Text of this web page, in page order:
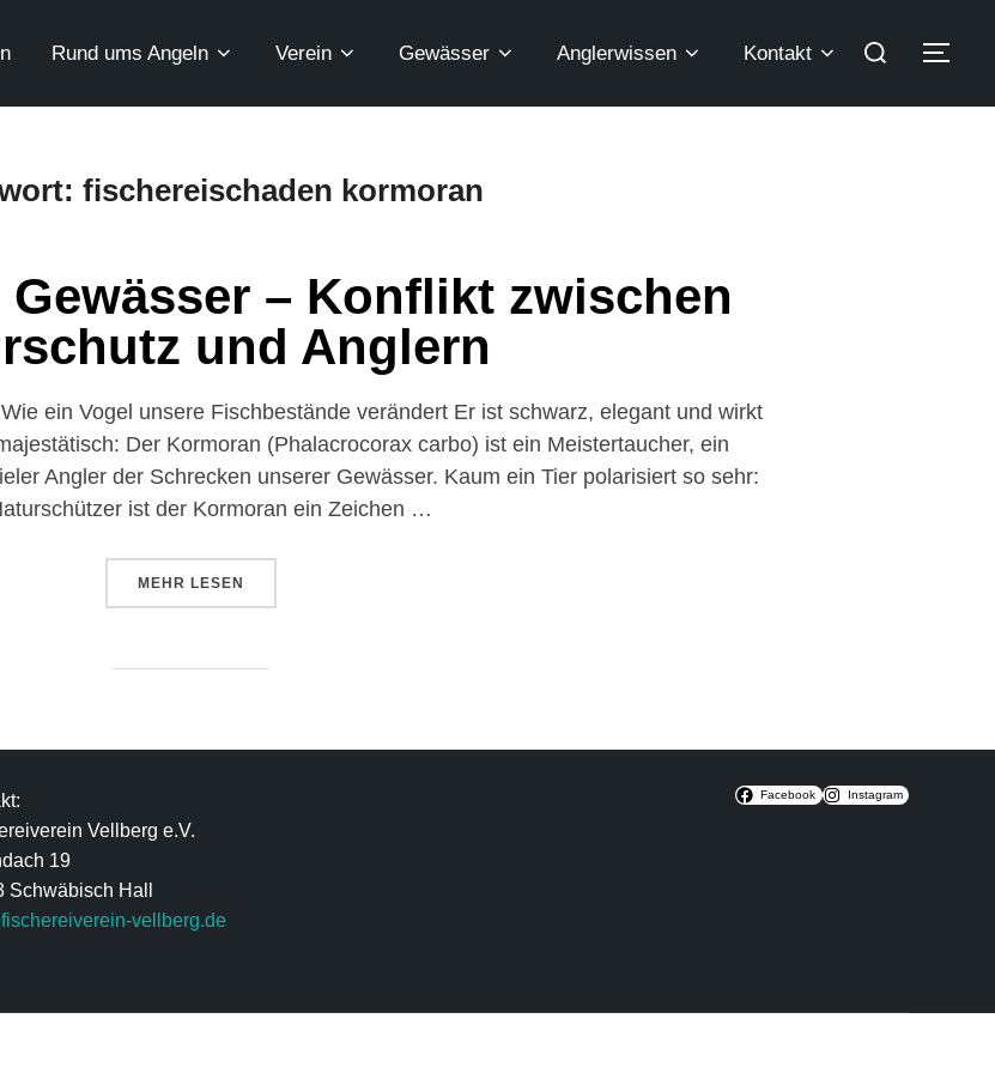
Rund ums Angeln Verein Gewässer Anglerwissen Kontakt
fischereischaden kormoran
– Konflikt zwischen
und Anglern
ein Vogel unsere Fischbestände verändert Er ist schwarz, elegant und wirkt
Der Kormoran (Phalacrocorax carbo) ist ein Meistertaucher, ein
Angler der Schrecken unserer Gewässer. Kaum ein Tier polarisiert so sehr:
ist der Kormoran ein Zeichen …
MEHR LESEN
Vellberg e.V.
19
Schwäbisch Hall
vellberg.de
Facebook Instagram